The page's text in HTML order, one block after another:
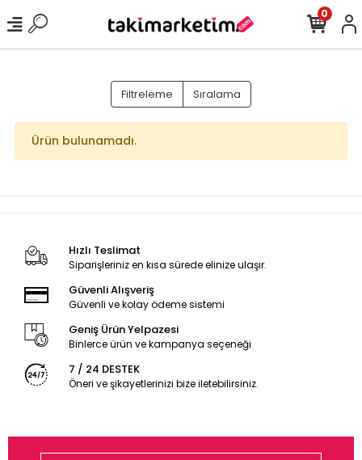
0
Filtreleme Sıralama
Ürün bulunamadı.
Hızlı Teslimat
Siparişleriniz en kısa sürede elinize ulaşır.
Güvenli Alışveriş
Güvenli ve kolay ödeme sistemi
Geniş Ürün Yelpazesi
Binlerce ürün ve kampanya seçeneği
7 / 24 DESTEK
Öneri ve şikayetlerinizi bize iletebilirsiniz.